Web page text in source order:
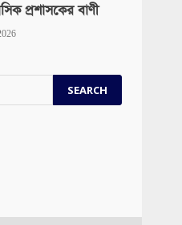
প্রশাসকের বাণী